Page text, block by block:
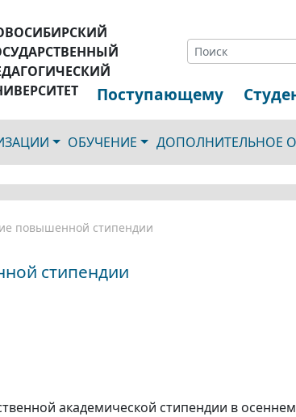
Поступающему
ОБУЧЕНИЕ ДОПОЛНИТЕЛЬНОЕ
повышенной стипендии
стипендии
академической стипендии в